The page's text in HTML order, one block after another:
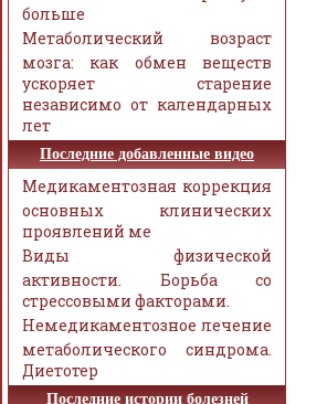
больше
Метаболический возраст
мозга: как обмен веществ
ускоряет старение
независимо от календарных
лет
Последние добавленные видео
Медикаментозная коррекция
основных клинических
проявлений ме
Виды физической
активности. Борьба со
стрессовыми факторами.
Немедикаментозное лечение
метаболического синдрома.
Диетотер
Последние истории болезней